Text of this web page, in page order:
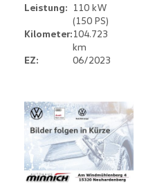
Leistung: 110 kW
(150 PS)
Kilometer:104.723
km
EZ:
06/2023